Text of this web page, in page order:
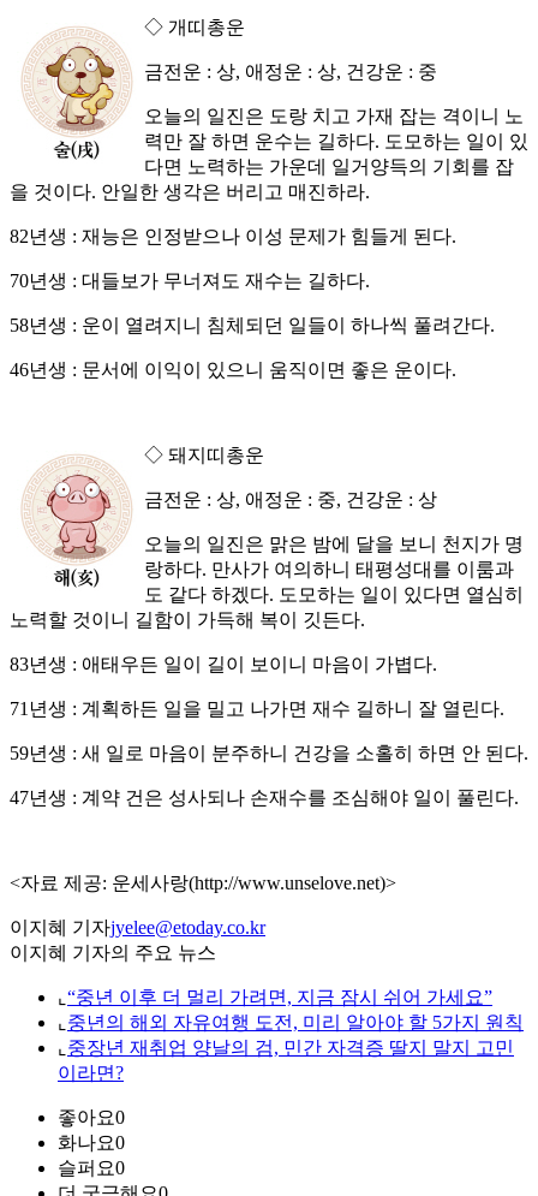
◇ 개띠총운
금전운 : 상, 애정운 : 상, 건강운 : 중
오늘의 일진은 도랑 치고 가재 잡는 격이니 노
력만 잘 하면 운수는 길하다. 도모하는 일이 있
다면 노력하는 가운데 일거양득의 기회를 잡
을 것이다. 안일한 생각은 버리고 매진하라.
82년생 : 재능은 인정받으나 이성 문제가 힘들게 된다.
70년생 : 대들보가 무너져도 재수는 길하다.
58년생 : 운이 열려지니 침체되던 일들이 하나씩 풀려간다.
46년생 : 문서에 이익이 있으니 움직이면 좋은 운이다.
◇ 돼지띠총운
금전운 : 상, 애정운 : 중, 건강운 : 상
오늘의 일진은 맑은 밤에 달을 보니 천지가 명
랑하다. 만사가 여의하니 태평성대를 이룸과
도 같다 하겠다. 도모하는 일이 있다면 열심히
노력할 것이니 길함이 가득해 복이 깃든다.
83년생 : 애태우든 일이 길이 보이니 마음이 가볍다.
71년생 : 계획하든 일을 밀고 나가면 재수 길하니 잘 열린다.
59년생 : 새 일로 마음이 분주하니 건강을 소홀히 하면 안 된다.
47년생 : 계약 건은 성사되나 손재수를 조심해야 일이 풀린다.
<자료 제공: 운세사랑(http://www.unselove.net)>
이지혜 기자jyelee@etoday.co.kr
이지혜 기자의 주요 뉴스
⌞ “중년 이후 더 멀리 가려면, 지금 잠시 쉬어 가세요”
⌞ 중년의 해외 자유여행 도전, 미리 알아야 할 5가지 원칙
⌞ 중장년 재취업 양날의 검, 민간 자격증 딸지 말지 고민
이라면?
좋아요0
화나요0
슬퍼요0